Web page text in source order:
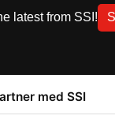
latest from SSI!
med SSI